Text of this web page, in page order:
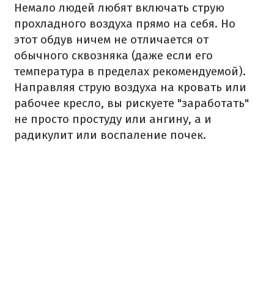
Немало людей любят включать струю
прохладного воздуха прямо на себя. Но
этот обдув ничем не отличается от
обычного сквозняка (даже если его
температура в пределах рекомендуемой).
Направляя струю воздуха на кровать или
рабочее кресло, вы рискуете "заработать"
не просто простуду или ангину, а и
радикулит или воспаление почек.